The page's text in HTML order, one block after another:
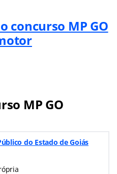
concurso MP GO
MP GO
do Estado de Goiás